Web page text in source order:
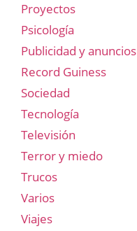
Proyectos
Psicología
Publicidad y anuncios
Record Guiness
Sociedad
Tecnología
Televisión
Terror y miedo
Trucos
Varios
Viajes